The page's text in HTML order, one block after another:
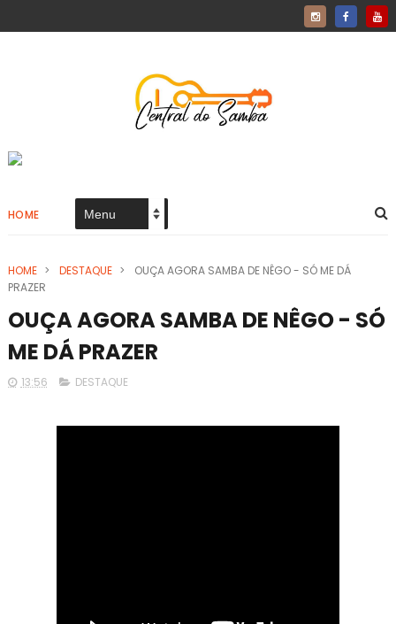
HOME
HOME > DESTAQUE >
OUÇA AGORA SAMBA DE NÊGO - SÓ ME DÁ
PRAZER
OUÇA AGORA SAMBA DE NÊGO - SÓ
ME DÁ PRAZER
13:56 DESTAQUE